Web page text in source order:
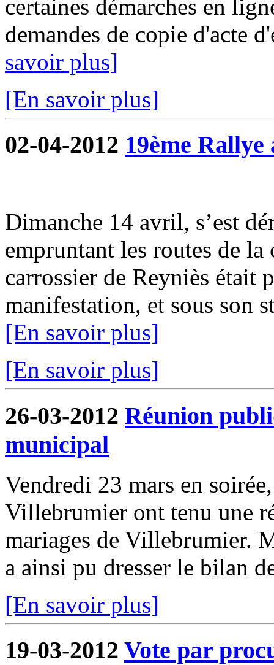
certaines démarches en
demandes de copie d'acte
savoir plus]
[En savoir plus]
02-04-2012 19ème
Dimanche 14 avril, s’est
empruntant les routes de
carrossier de Reyniès était
manifestation, et sous son
[En savoir plus]
[En savoir plus]
26-03-2012 Réunion
municipal
Vendredi 23 mars en
Villebrumier ont tenu une
mariages de Villebrumier.
a ainsi pu dresser le bilan
[En savoir plus]
19-03-2012 Vote par